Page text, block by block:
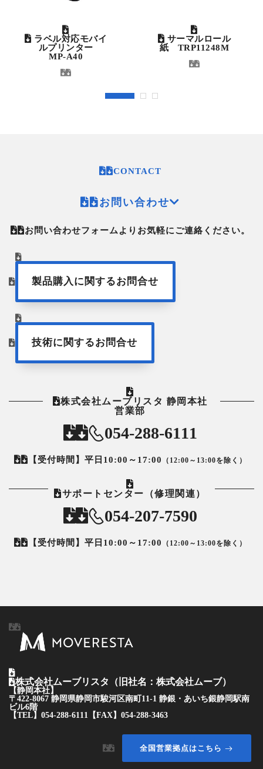
ラベル対応モバイ
ルプリンター
MP-A40
サーマルロール
紙 TRP11248M
CONTACT
お問い合わせ
お問い合わせフォームよりお気軽にご連絡ください。
製品購入に関するお問合せ
技術に関するお問合せ
株式会社ムーブリスタ 静岡本社
営業部
054-288-6111
【受付時間】平日10:00～17:00 （12:00～13:00を除く）
サポートセンター（修理関連）
054-207-7590
【受付時間】平日10:00～17:00 （12:00～13:00を除く）
株式会社ムーブリスタ（旧社名：株式会社ムーブ）
【静岡本社】
〒422-8067 静岡県静岡市駿河区南町11-1 静銀・あいち銀静岡駅南
ビル6階
【TEL】 054-288-6111 【FAX】054-288-3463
全国営業拠点はこちら